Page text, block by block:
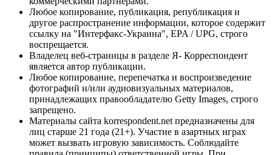
Любое копирование, публикация, републикация и
другое распространение информации, которое содержит
ссылку на "Интерфакс-Украина", EPA / UPG, строго
воспрещается.
Владелец веб-страницы в разделе Я- Корреспондент
является автор публикации.
Любое копирование, перепечатка и воспроизведение
фотографий и/или аудиовизуальных материалов,
принадлежащих правообладателю Getty Images, строго
запрещено.
Материалы сайта korrespondent.net предназначены для
лиц старше 21 года (21+). Участие в азартных играх
может вызвать игровую зависимость. Соблюдайте